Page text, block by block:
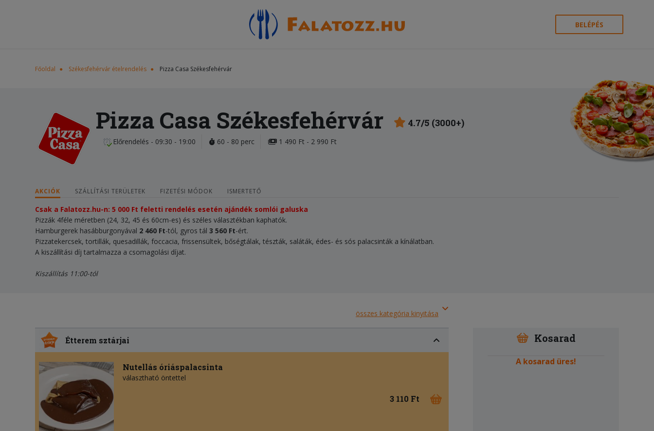
BELÉPÉS
Főoldal Székesfehérvár ételrendelés Pizza Casa Székesfehérvár
Pizza Casa Székesfehérvár 4.7/5 (3000+)
Előrendelés - 09:30 - 19:00 60 - 80 perc 1 490 Ft - 2 990 Ft
AKCIÓK SZÁLLÍTÁSI TERÜLETEK FIZETÉSI MÓDOK ISMERTETŐ
Csak a Falatozz.hu-n: 5 000 Ft feletti rendelés esetén ajándék somlói galuska
Pizzák 4féle méretben (24, 32, 45 és 60cm-es) és széles választékban kaphatók.
Hamburgerek hasábburgonyával 2 460 Ft-tól, gyros tál 3 560 Ft-ért.
Pizzatekercsek, tortillák, quesadillák, foccacia, frissensültek, bőségtálak, tészták, saláták, édes- és sós palacsinták a kínálatban.
A kiszállítási díj tartalmazza a csomagolási díjat.
Kiszállítás 11:00-tól
összes kategória kinyitása
Étterem sztárjai
Nutellás óriáspalacsinta
választható öntettel
3 110 Ft
Kosarad
A kosarad üres!